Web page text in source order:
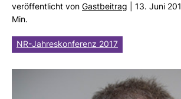
ver­öf­fent­licht von Gast­bei­trag | 13. Juni
Min.
NR-Jahreskonferenz 2017